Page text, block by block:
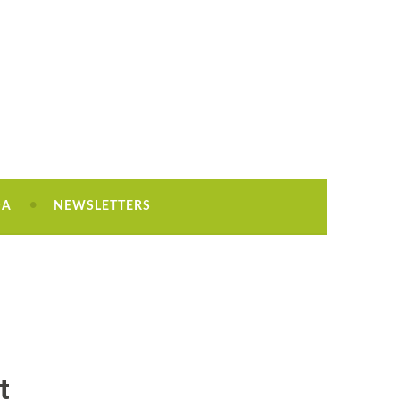
NEWSLETTERS